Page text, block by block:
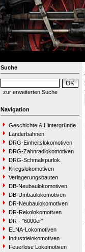
Suche
zur erweiterten Suche
Navigation
Geschichte & Hintergründe
Länderbahnen
DRG-Einheitslokomotiven
DRG-Zahnradlokomotiven
DRG-Schmalspurlok.
Kriegslokomotiven
Verlagerungsbauten
DB-Neubaulokomotiven
DB-Umbaulokomotiven
DR-Neubaulokomotiven
DR-Rekolokomotiven
DR - "6000er"
ELNA-Lokomotiven
Industrielokomotiven
Feuerlose Lokomotiven